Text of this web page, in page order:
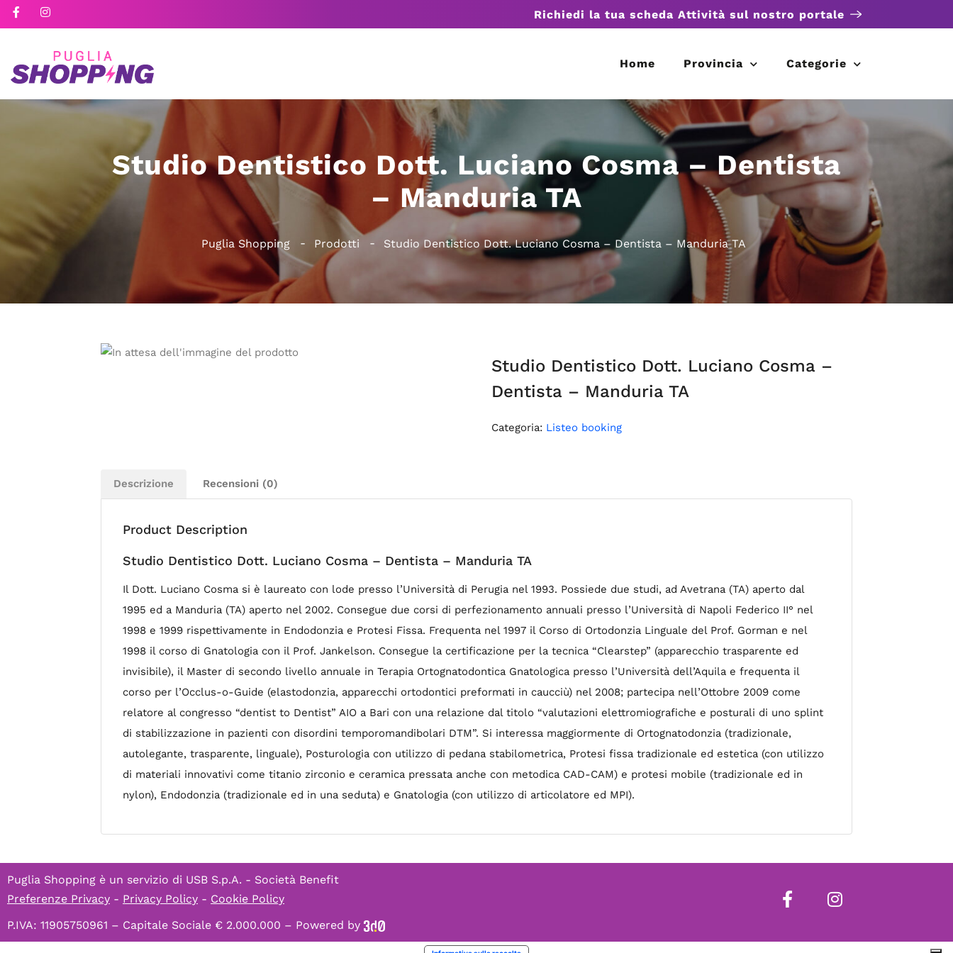
Richiedi la tua scheda Attività sul nostro portale
Home Provincia Categorie
Studio Dentistico Dott. Luciano Cosma – Dentista
– Manduria TA
Puglia Shopping Prodotti Studio Dentistico Dott. Luciano Cosma – Dentista – Manduria TA
Studio Dentistico Dott. Luciano Cosma –
Dentista – Manduria TA
Categoria: Listeo booking
Descrizione Recensioni (0)
Product Description
Studio Dentistico Dott. Luciano Cosma – Dentista – Manduria TA
Il Dott. Luciano Cosma si è laureato con lode presso l’Università di Perugia nel 1993. Possiede due studi, ad Avetrana (TA) aperto dal
1995 ed a Manduria (TA) aperto nel 2002. Consegue due corsi di perfezionamento annuali presso l’Università di Napoli Federico II° nel
1998 e 1999 rispettivamente in Endodonzia e Protesi Fissa. Frequenta nel 1997 il Corso di Ortodonzia Linguale del Prof. Gorman e nel
1998 il corso di Gnatologia con il Prof. Jankelson. Consegue la certificazione per la tecnica “Clearstep” (apparecchio trasparente ed
invisibile), il Master di secondo livello annuale in Terapia Ortognatodontica Gnatologica presso l’Università dell’Aquila e frequenta il
corso per l’Occlus-o-Guide (elastodonzia, apparecchi ortodontici preformati in caucciù) nel 2008; partecipa nell’Ottobre 2009 come
relatore al congresso “dentist to Dentist” AIO a Bari con una relazione dal titolo “valutazioni elettromiografiche e posturali di uno splint
di stabilizzazione in pazienti con disordini temporomandibolari DTM”. Si interessa maggiormente di Ortognatodonzia (tradizionale,
autolegante, trasparente, linguale), Posturologia con utilizzo di pedana stabilometrica, Protesi fissa tradizionale ed estetica (con utilizzo
di materiali innovativi come titanio zirconio e ceramica pressata anche con metodica CAD-CAM) e protesi mobile (tradizionale ed in
nylon), Endodonzia (tradizionale ed in una seduta) e Gnatologia (con utilizzo di articolatore ed MPI).
Puglia Shopping è un servizio di USB S.p.A. - Società Benefit
Preferenze Privacy - Privacy Policy - Cookie Policy
P.IVA: 11905750961 – Capitale Sociale € 2.000.000 – Powered by